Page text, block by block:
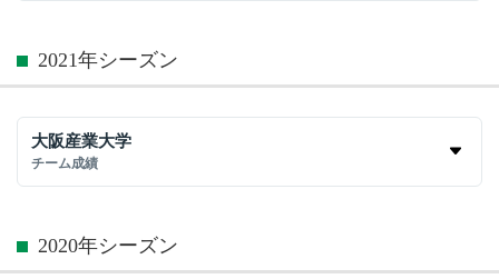
2021年シーズン
大阪産業大学
チーム成績
2020年シーズン